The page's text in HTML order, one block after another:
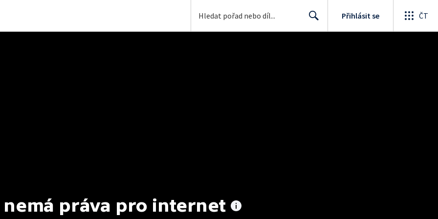
Přihlásit se ČT
nemá práva pro internet